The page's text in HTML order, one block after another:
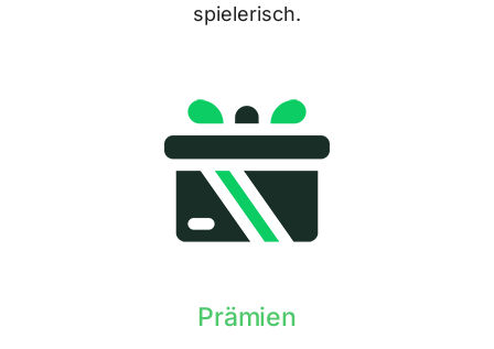
spielerisch.
Prämien